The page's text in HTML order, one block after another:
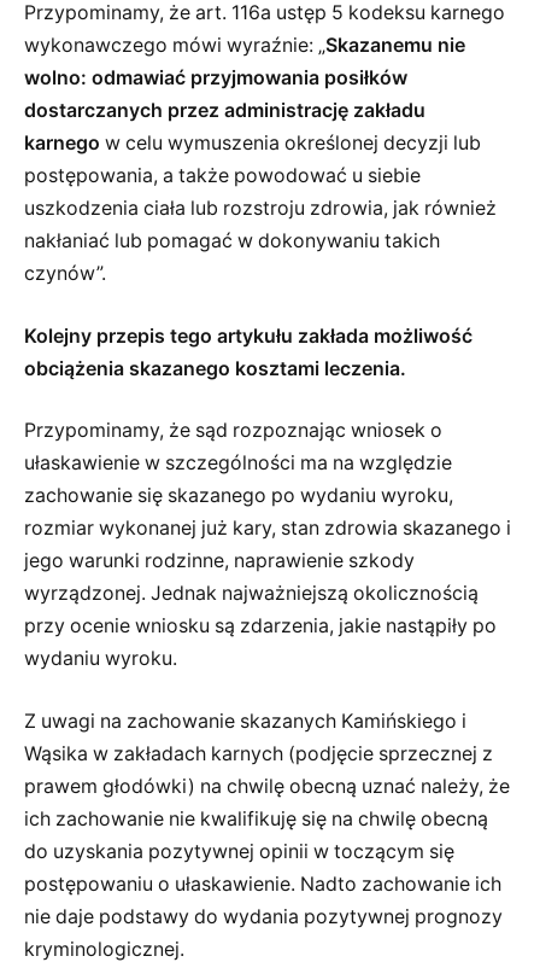
Przypominamy, że art. 116a ustęp 5 kodeksu karnego
wykonawczego mówi wyraźnie: „Skazanemu nie
wolno: odmawiać przyjmowania posiłków
dostarczanych przez administrację zakładu
karnego w celu wymuszenia określonej decyzji lub
postępowania, a także powodować u siebie
uszkodzenia ciała lub rozstroju zdrowia, jak również
nakłaniać lub pomagać w dokonywaniu takich
czynów”.
Kolejny przepis tego artykułu zakłada możliwość
obciążenia skazanego kosztami leczenia.
Przypominamy, że sąd rozpoznając wniosek o
ułaskawienie w szczególności ma na względzie
zachowanie się skazanego po wydaniu wyroku,
rozmiar wykonanej już kary, stan zdrowia skazanego i
jego warunki rodzinne, naprawienie szkody
wyrządzonej. Jednak najważniejszą okolicznością
przy ocenie wniosku są zdarzenia, jakie nastąpiły po
wydaniu wyroku.
Z uwagi na zachowanie skazanych Kamińskiego i
Wąsika w zakładach karnych (podjęcie sprzecznej z
prawem głodówki) na chwilę obecną uznać należy, że
ich zachowanie nie kwalifikuję się na chwilę obecną
do uzyskania pozytywnej opinii w toczącym się
postępowaniu o ułaskawienie. Nadto zachowanie ich
nie daje podstawy do wydania pozytywnej prognozy
kryminologicznej.